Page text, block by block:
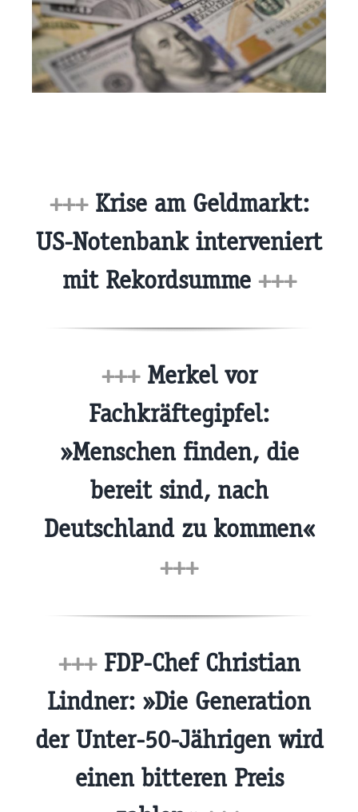
+++Krise am Geldmarkt:
US-Notenbank interveniert
mit Rekordsumme +++
+++Merkel vor
Fachkräftegipfel:
»Menschen finden, die
bereit sind, nach
Deutschland zu kommen«
+++
+++FDP-Chef Christian
Lindner: »Die Generation
der Unter-50-Jährigen wird
einen bitteren Preis